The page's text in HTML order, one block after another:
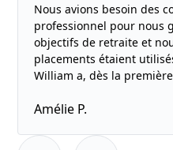
Nous avions besoin des
professionnel pour nous
objectifs de retraite et
placements étaient
William a, dès la
professionnalisme et son
fortement les services de
Amélie P.